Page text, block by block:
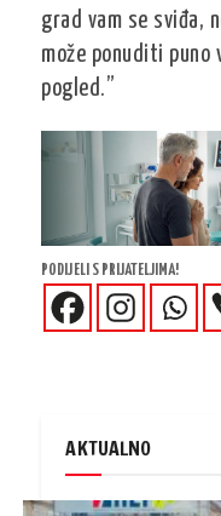
grad vam se sviđa,
može ponuditi puno
pogled.”
PODIJELI S PRIJATELJIMA!
AKTUALNO